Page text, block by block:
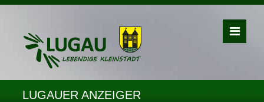
LUGAUER ANZEIGER